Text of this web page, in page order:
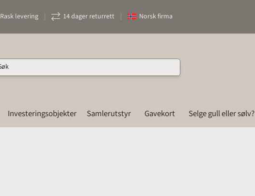
Rask levering | 14 dager returrett | Norsk firma
Investeringsobjekter Samlerutstyr Gavekort Selge gull eller sølv?